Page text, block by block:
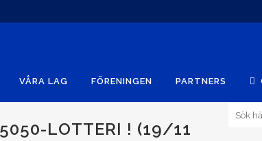
VÅRA LAG FÖRENINGEN PARTNERS
LOTTERI ! (19/11